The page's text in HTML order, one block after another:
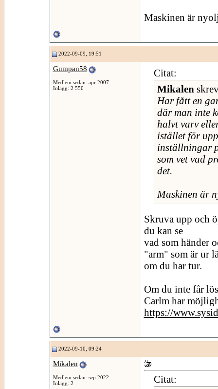
Maskinen är
2022-09-09, 19:51
Gumpan58
Medlem sedan: apr 2007
Inlägg: 2 550
Citat:
Mikalen
Har fått en
där man inte
halvt varv
istället för
inställningar
som vet vad
det.
Maskinen är
Skruva upp och
du kan se
vad som händer
"arm" som är ur
om du har tur.
Om du inte får
Carlm har
https://
2022-09-10, 09:24
Mikalen
Medlem sedan: sep 2022
Inlägg: 2
Citat: